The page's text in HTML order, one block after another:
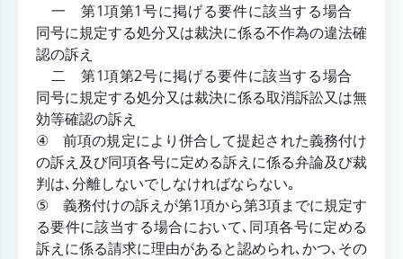
一 第1項第1号に掲げる要件に該当する場合
同号に規定する処分又は裁決に係る不作為の違法確
認の訴え
二 第1項第2号に掲げる要件に該当する場合
同号に規定する処分又は裁決に係る取消訴訟又は無
効等確認の訴え
④ 前項の規定により併合して提起された義務付け
の訴え及び同項各号に定める訴えに係る弁論及び裁
判は､分離しないでしなければならない｡
⑤ 義務付けの訴えが第1項から第3項までに規定す
る要件に該当する場合において､同項各号に定める
訴えに係る請求に理由があると認められ､かつ､その